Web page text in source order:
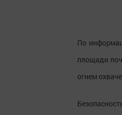
По
площади
огнем